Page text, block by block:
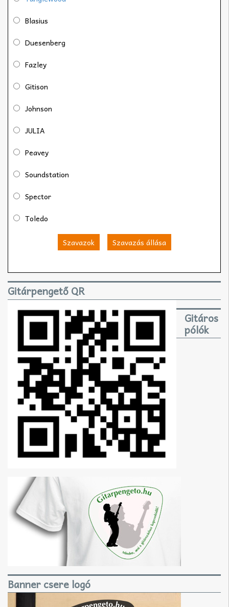
Blasius
Duesenberg
Fazley
Gitison
Johnson
JULIA
Peavey
Soundstation
Spector
Toledo
Szavazok Szavazás állása
Gitárpengető QR
Gitáros
pólók
Banner csere logó